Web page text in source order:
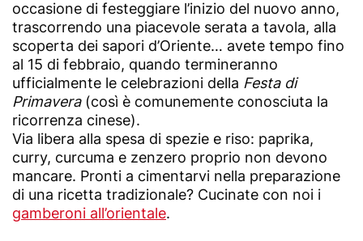
occasione di festeggiare l’inizio del nuovo anno,
trascorrendo una piacevole serata a tavola, alla
scoperta dei sapori d’Oriente… avete tempo fino
al 15 di febbraio, quando termineranno
ufficialmente le celebrazioni della Festa di
Primavera(così è comunemente conosciuta la
ricorrenza cinese).
Via libera alla spesa di spezie e riso: paprika,
curry, curcuma e zenzero proprio non devono
mancare. Pronti a cimentarvi nella preparazione
di una ricetta tradizionale? Cucinate con noi i
gamberoni all’orientale.